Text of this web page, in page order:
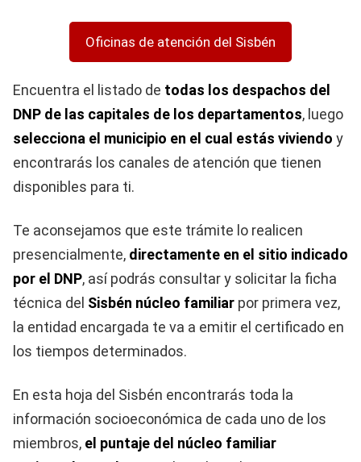
Oficinas de atención del Sisbén
Encuentra el listado de todas los despachos del
DNP de las capitales de los departamentos, luego
selecciona el municipio en el cual estás viviendo y
encontrarás los canales de atención que tienen
disponibles para ti.
Te aconsejamos que este trámite lo realicen
presencialmente, directamente en el sitio indicado
por el DNP, así podrás consultar y solicitar la ficha
técnica del Sisbén núcleo familiar por primera vez,
la entidad encargada te va a emitir el certificado en
los tiempos determinados.
En esta hoja del Sisbén encontrarás toda la
información socioeconómica de cada uno de los
miembros, el puntaje del núcleo familiar